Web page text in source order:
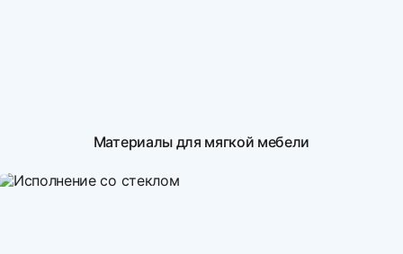
Материалы для мягкой мебели